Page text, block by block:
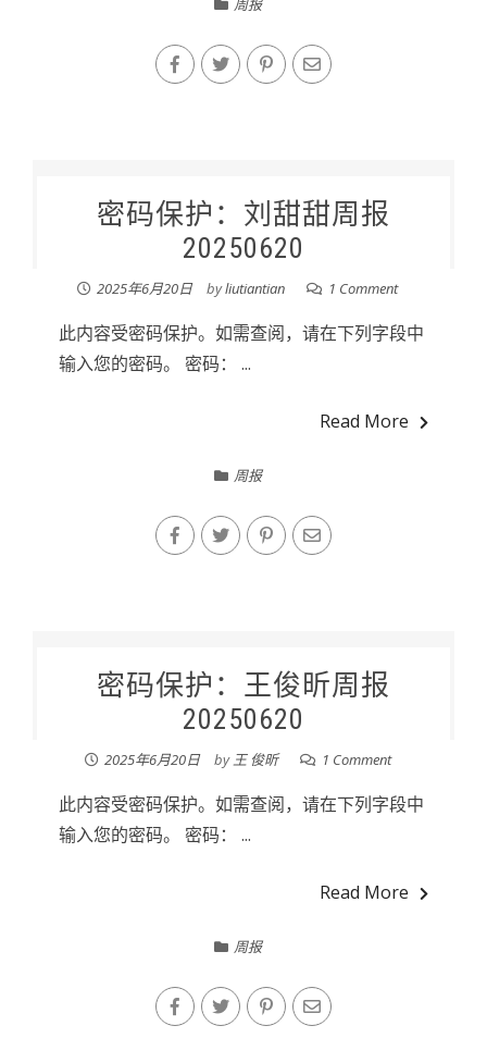
周报
密码保护：刘甜甜周报
20250620
2025年6月20日 byliutiantian 1 Comment
此内容受密码保护。如需查阅，请在下列字段中
输入您的密码。 密码： ...
Read More
周报
密码保护：王俊昕周报
20250620
2025年6月20日 by王 俊昕 1 Comment
此内容受密码保护。如需查阅，请在下列字段中
输入您的密码。 密码： ...
Read More
周报